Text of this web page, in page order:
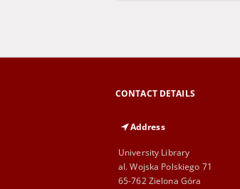
CONTACT DETAILS
Address
University Library
al. Wojska Polskiego 71
65-762 Zielona Góra